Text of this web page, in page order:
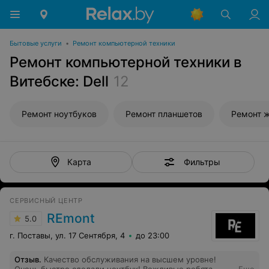
Бытовые услуги • Ремонт компьютерной техники
Ремонт компьютерной техники в
Витебске: Dell 12
Ремонт ноутбуков Ремонт планшетов Ремонт
Карта Фильтры
СЕРВИСНЫЙ ЦЕНТР
5.0 REmont
г. Поставы, ул. 17 Сентября, 4 до 23:00
Отзыв. Качество обслуживания на высшем уровне!